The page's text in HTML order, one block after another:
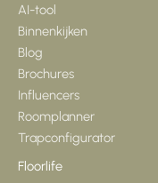
AI-tool
Binnenkijken
Blog
Brochures
Influencers
Roomplanner
Trapconfigurator
Floorlife